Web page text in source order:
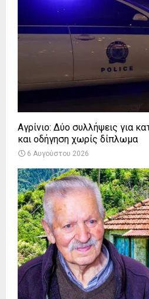
Αγρίνιο: Δύο συλλήψεις για
και οδήγηση χωρίς δίπλωμα
6 Αυγούστου 2026